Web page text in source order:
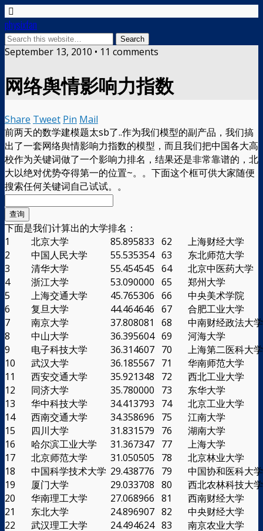
physixfan
September 13, 2010 • 11 comments
网络舆情影响力指数
Share Tweet Pin Mail
前两天的数学建模题太sb了..作为我们模型的副产品，我们搞
出了一套网络舆情影响力指数的模型，而且我们把中国各大高
校作为关键词做了一个影响力排名，结果还是非常靠谱的，北
大以绝对优势夺得第一的位置~。。下面这个框可供大家随便
搜索任何关键词自己试试。。
下面是我们计算出的大学排名：
1
北京大学 85.895833 62
上海财经大学
2
中国人民大学 55.535354 63
东北师范大学
3
清华大学 55.454545 64
北京中医药大学
4
浙江大学 53.090000 65
郑州大学
5
上海交通大学 45.765306 66
中央美术学院
6
复旦大学 44.464646 67
合肥工业大学
7
南京大学 37.808081 68
中南财经政法大学
8
中山大学 36.395604 69
河海大学
9
电子科技大学 36.314607 70
上海第二医科大学
10
武汉大学 36.185567 71
华南师范大学
11
西安交通大学 35.921348 72
西北工业大学
12
同济大学 35.780000 73
东华大学
13
华中科技大学 34.413793 74
北京工业大学
14
西南交通大学 34.358696 75
江南大学
15
四川大学 31.831579 76
湖南大学
16
哈尔滨工业大学 31.367347 77
上海大学
17
北京师范大学 31.050505 78
北京林业大学
18
中国科学技术大学 29.438776 79
中国协和医科大学
19
厦门大学 29.033708 80
西北农林科技大学
20
华南理工大学 27.068966 81
西南财经大学
21
东北大学 24.896907 82
中央财经大学
22
武汉理工大学 24.494624 83
南京农业大学